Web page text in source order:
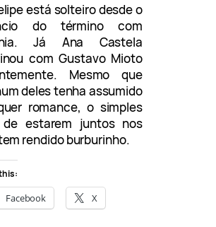
está solteiro desde o
do término com
Já Ana Castela
com Gustavo Mioto
Mesmo que
deles tenha assumido
romance, o simples
estarem juntos nos
rendido burburinho.
Facebook X